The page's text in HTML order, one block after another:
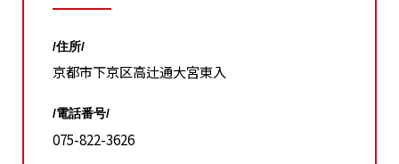
/住所/
京都市下京区高辻通大宮東入
/電話番号/
075-822-3626